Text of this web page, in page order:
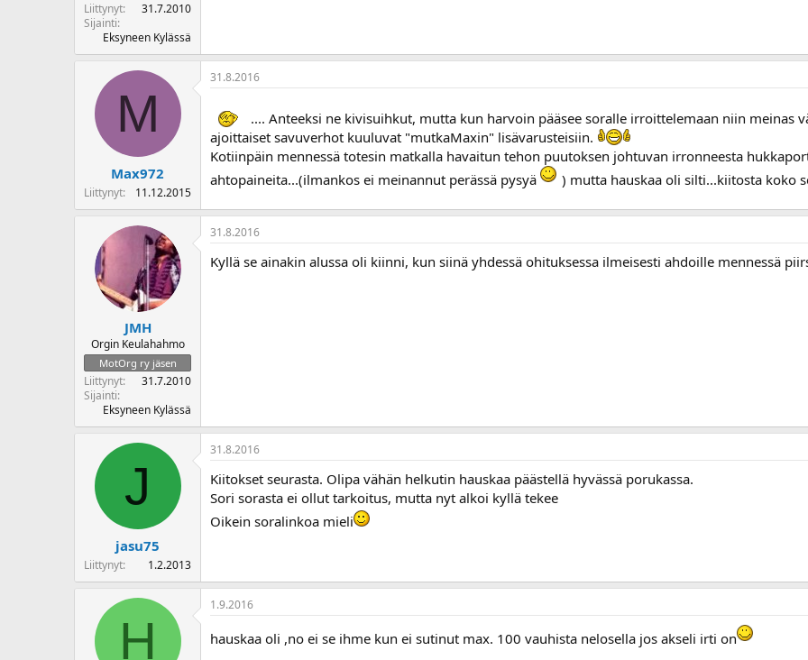
Liittynyt
31.7.2010
Sijainti
Eksyneen Kylässä
M
Max972
Liittynyt 11.12.2015
31.8.2016
.... Anteeksi ne kivisuihkut, mutta kun harvoin pääsee soralle irroittelemaan niin meinas
ajoittaiset savuverhot kuuluvat "mutkaMaxin" lisävarusteisiin.
Kotiinpäin mennessä totesin matkalla havaitun tehon puutoksen johtuvan irronneesta
ahtopaineita...(ilmankos ei meinannut perässä pysyä
) mutta hauskaa oli silti...kiitosta koko
JMH
Orgin Keulahahmo
MotOrg ry jäsen
Liittynyt
31.7.2010
Sijainti
Eksyneen Kylässä
31.8.2016
Kyllä se ainakin alussa oli kiinni, kun siinä yhdessä ohituksessa ilmeisesti ahdoille mennessä
J
jasu75
Liittynyt 1.2.2013
31.8.2016
Kiitokset seurasta. Olipa vähän helkutin hauskaa päästellä hyvässä porukassa.
Sori sorasta ei ollut tarkoitus, mutta nyt alkoi kyllä tekee
Oikein soralinkoa mieli
H
1.9.2016
hauskaa oli ,no ei se ihme kun ei sutinut max. 100 vauhista nelosella jos akseli irti on